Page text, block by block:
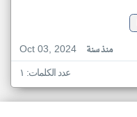
Oct 03, 2024
منذ سنة
عدد الكلمات: ١